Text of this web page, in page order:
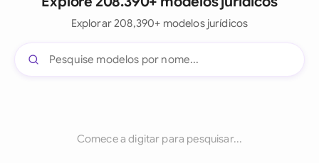
Explorar 208,390+ modelos jurídicos
Comece a digitar para pesquisar...